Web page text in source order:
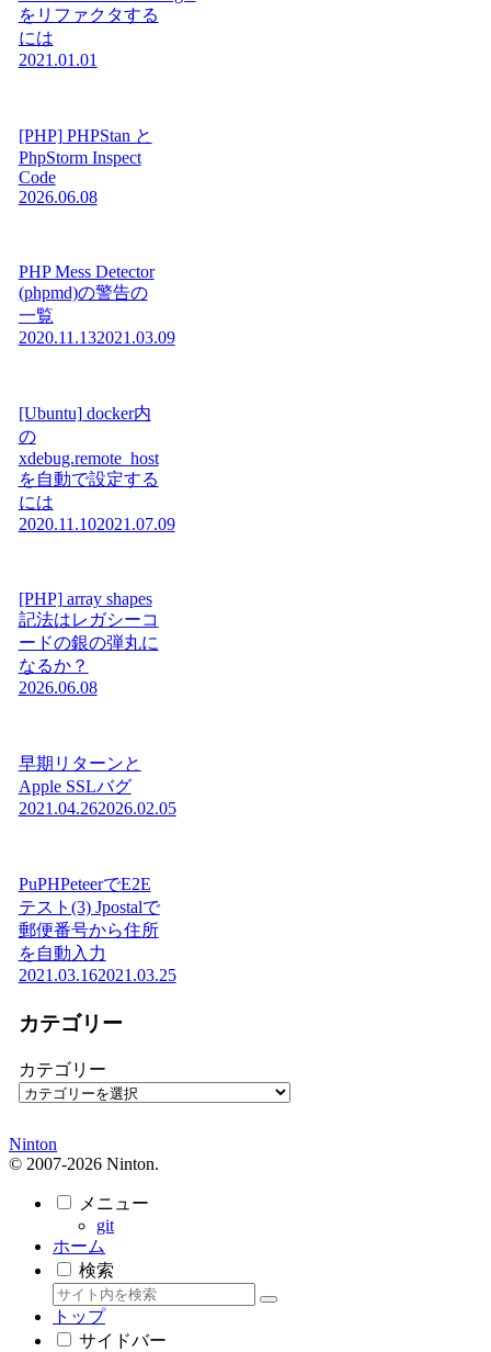
をリファクタする
には
2021.01.01
[PHP] PHPStan と
PhpStorm Inspect
Code
2026.06.08
PHP Mess Detector
(phpmd)の警告の
一覧
2020.11.132021.03.09
[Ubuntu] docker内
の
xdebug.remote_host
を自動で設定する
には
2020.11.102021.07.09
[PHP] array shapes
記法はレガシーコ
ードの銀の弾丸に
なるか？
2026.06.08
早期リターンと
Apple SSLバグ
2021.04.262026.02.05
PuPHPeteerでE2E
テスト(3) Jpostalで
郵便番号から住所
を自動入力
2021.03.162021.03.25
カテゴリー
カテゴリー
Ninton
© 2007-2026 Ninton.
メニュー
git
ホーム
検索
トップ
サイドバー